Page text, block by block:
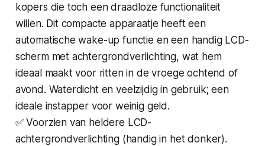
kopers die toch een draadloze functionaliteit
willen. Dit compacte apparaatje heeft een
automatische wake-up functie en een handig LCD-
scherm met achtergrondverlichting, wat hem
ideaal maakt voor ritten in de vroege ochtend of
avond. Waterdicht en veelzijdig in gebruik; een
ideale instapper voor weinig geld.
✅ Voorzien van heldere LCD-
achtergrondverlichting (handig in het donker).